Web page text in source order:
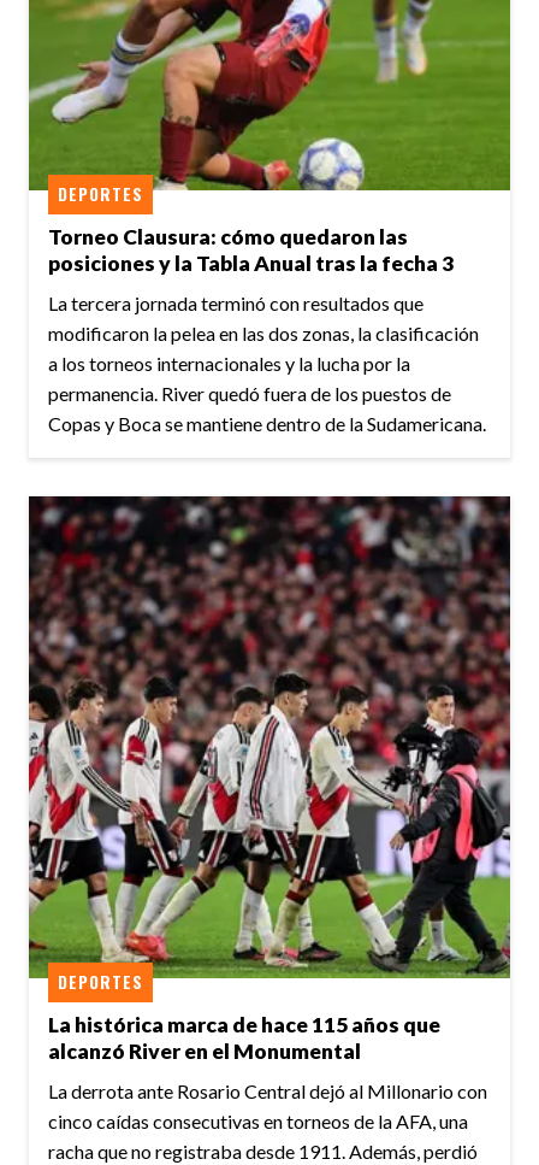
Torneo Clausura: cómo quedaron las
posiciones y la Tabla Anual tras la fecha 3
DEPORTES
La tercera jornada terminó con resultados que
modificaron la pelea en las dos zonas, la clasificación
a los torneos internacionales y la lucha por la
permanencia. River quedó fuera de los puestos de
Copas y Boca se mantiene dentro de la Sudamericana.
La histórica marca de hace 115 años que
alcanzó River en el Monumental
DEPORTES
La derrota ante Rosario Central dejó al Millonario con
cinco caídas consecutivas en torneos de la AFA, una
racha que no registraba desde 1911. Además, perdió